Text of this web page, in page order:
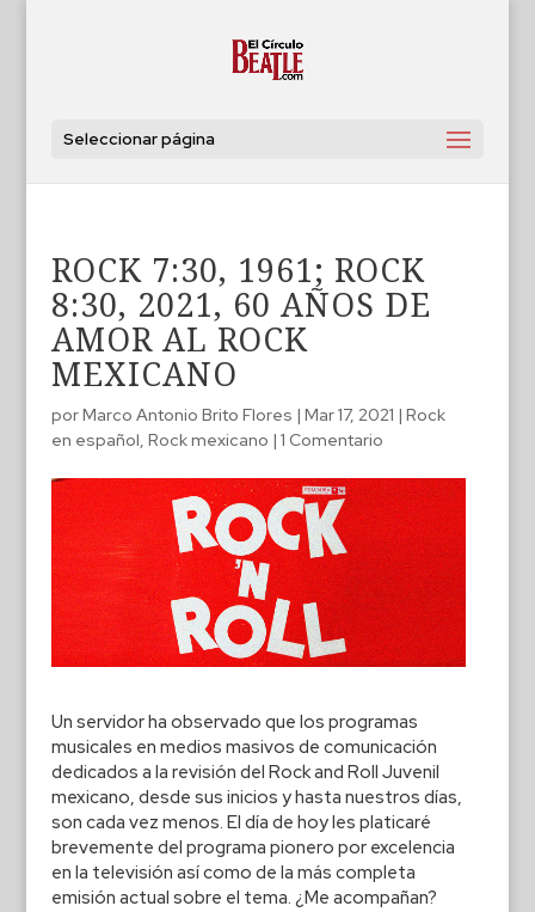
Seleccionar página
ROCK 7:30, 1961; ROCK
8:30, 2021, 60 AÑOS DE
AMOR AL ROCK
MEXICANO
porMarco Antonio Brito Flores | Mar 17, 2021 | Rock
en español, Rock mexicano | 1 Comentario
Un servidor ha observado que los programas
musicales en medios masivos de comunicación
dedicados a la revisión del Rock and Roll Juvenil
mexicano, desde sus inicios y hasta nuestros días,
son cada vez menos. El día de hoy les platicaré
brevemente del programa pionero por excelencia
en la televisión así como de la más completa
emisión actual sobre el tema. ¿Me acompañan?